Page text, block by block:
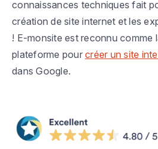
connaissances techniques fait
création de site internet et les
! E-monsite est reconnu comme
plateforme pour créer un site
dans Google.